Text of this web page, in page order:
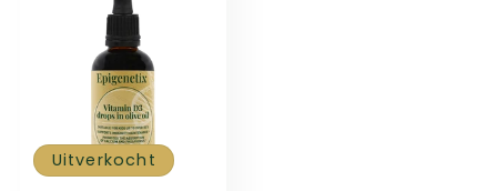
Uitverkocht